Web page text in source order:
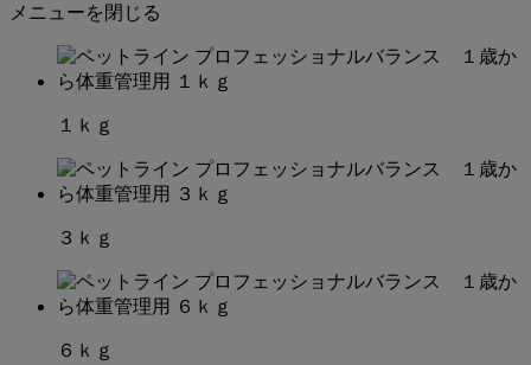
メニューを閉じる
１ｋｇ
３ｋｇ
６ｋｇ